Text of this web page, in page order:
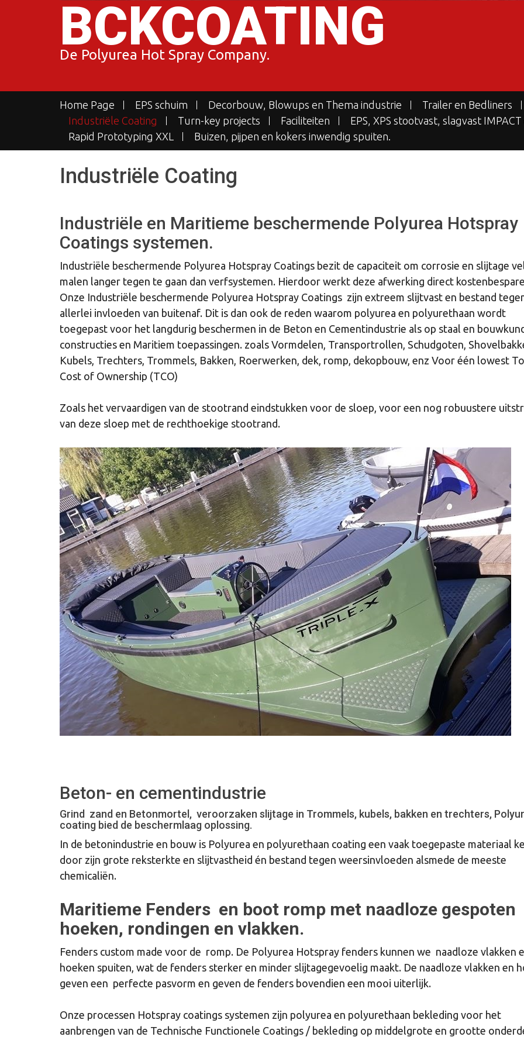
BCKCOATING
De Polyurea Hot Spray Company.
Home Page EPS schuim Decorbouw, Blowups en Thema industrie Trailer en Bedliners
Industriële Coating
Turn-key projects Faciliteiten
EPS, XPS stootvast, slagvast
Rapid Prototyping XXL
Buizen, pijpen en kokers inwendig spuiten.
Industriële Coating
Industriële en Maritieme beschermende Polyurea Hotspray
Coatings systemen.
Industriële beschermende Polyurea Hotspray Coatings bezit de capaciteit om corrosie en slijtage
malen langer tegen te gaan dan verfsystemen. Hierdoor werkt deze afwerking direct
Onze Industriële beschermende Polyurea Hotspray Coatings zijn extreem slijtvast en bestand
allerlei invloeden van buitenaf. Dit is dan ook de reden waarom polyurea en polyurethaan wordt
toegepast voor het langdurig beschermen in de Beton en Cementindustrie als op staal en
constructies en Maritiem toepassingen. zoals Vormdelen, Transportrollen, Schudgoten,
Kubels, Trechters, Trommels, Bakken, Roerwerken, dek, romp, dekopbouw, enz Voor één lowest
Cost of Ownership (TCO)
Zoals het vervaardigen van de stootrand eindstukken voor de sloep, voor een nog robuustere
van deze sloep met de rechthoekige stootrand.
Beton- en cementindustrie
Grind zand en Betonmortel, veroorzaken slijtage in Trommels, kubels, bakken en trechters,
coating bied de beschermlaag oplossing.
In de betonindustrie en bouw is Polyurea en polyurethaan coating een vaak toegepaste materiaal
door zijn grote reksterkte en slijtvastheid én bestand tegen weersinvloeden alsmede de meeste
chemicaliën.
Maritieme Fenders en boot romp met naadloze gespoten
hoeken, rondingen en vlakken.
Fenders custom made voor de romp. De Polyurea Hotspray fenders kunnen we naadloze vlakken
hoeken spuiten, wat de fenders sterker en minder slijtagegevoelig maakt. De naadloze vlakken en
geven een perfecte pasvorm en geven de fenders bovendien een mooi uiterlijk.
Onze processen Hotspray coatings systemen zijn polyurea en polyurethaan bekleding voor het
aanbrengen van de Technische Functionele Coatings / bekleding op middelgrote en grootte